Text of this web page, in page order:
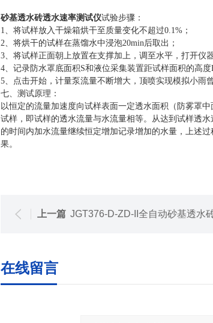
砂基透水砖透水速率测试仪试验步骤：
1、将试样放入干燥箱烘干至质量变化不超过0.1%；
2、将烘干的试样在蒸馏水中浸泡20min后取出；
3、将试样正面朝上放置在支撑加上，调至水平，打开仪
4、记录防水罩底面积S和液位采集装置距试样面积的高
5、点击开始，计量泵流量不断增大，顶喷实现模拟小雨
七、测试原理：
以恒定的流量加速度向试样表面一定透水面积（防雾罩
试样，即试样的透水流量与水流量相等。从达到试样透
的时间内加水流量继续恒定增加记录增加的水量，上述
果。
上一篇 JGT376-D-ZD-II全自动砂基透水砖透水速率测试
在线留言